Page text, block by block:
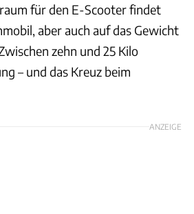
für den E-Scooter findet
aber auch auf das Gewicht
zehn und 25 Kilo
– und das Kreuz beim
ANZEIGE